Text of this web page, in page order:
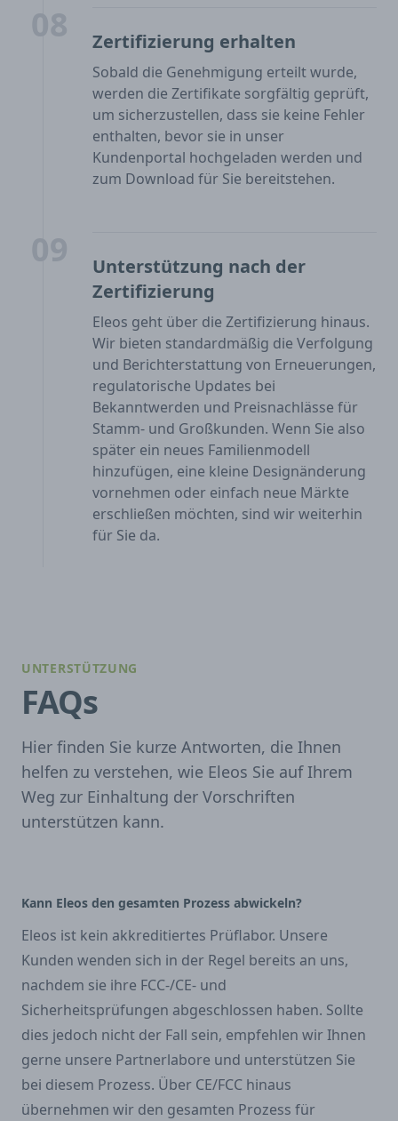
Zertifizierung erhalten
Sobald die Genehmigung erteilt wurde,
werden die Zertifikate sorgfältig geprüft,
um sicherzustellen, dass sie keine Fehler
enthalten, bevor sie in unser
Kundenportal hochgeladen werden und
zum Download für Sie bereitstehen.
Unterstützung nach der
Zertifizierung
Eleos geht über die Zertifizierung hinaus.
Wir bieten standardmäßig die Verfolgung
und Berichterstattung von Erneuerungen,
regulatorische Updates bei
Bekanntwerden und Preisnachlässe für
Stamm- und Großkunden. Wenn Sie also
später ein neues Familienmodell
hinzufügen, eine kleine Designänderung
vornehmen oder einfach neue Märkte
erschließen möchten, sind wir weiterhin
für Sie da.
UNTERSTÜTZUNG
FAQs
Hier finden Sie kurze Antworten, die Ihnen
helfen zu verstehen, wie Eleos Sie auf Ihrem
Weg zur Einhaltung der Vorschriften
unterstützen kann.
Kann Eleos den gesamten Prozess abwickeln?
Eleos ist kein akkreditiertes Prüflabor. Unsere
Kunden wenden sich in der Regel bereits an uns,
nachdem sie ihre FCC-/CE- und
Sicherheitsprüfungen abgeschlossen haben. Sollte
dies jedoch nicht der Fall sein, empfehlen wir Ihnen
gerne unsere Partnerlabore und unterstützen Sie
bei diesem Prozess. Über CE/FCC hinaus
übernehmen wir den gesamten Prozess für